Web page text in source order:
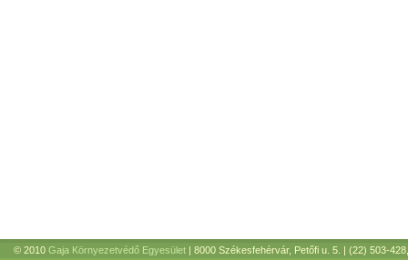
© 2010 Gaja Környezetvédő Egyesület | 8000 Székesfehérvár, Petőfi u. 5. | (22) 503-